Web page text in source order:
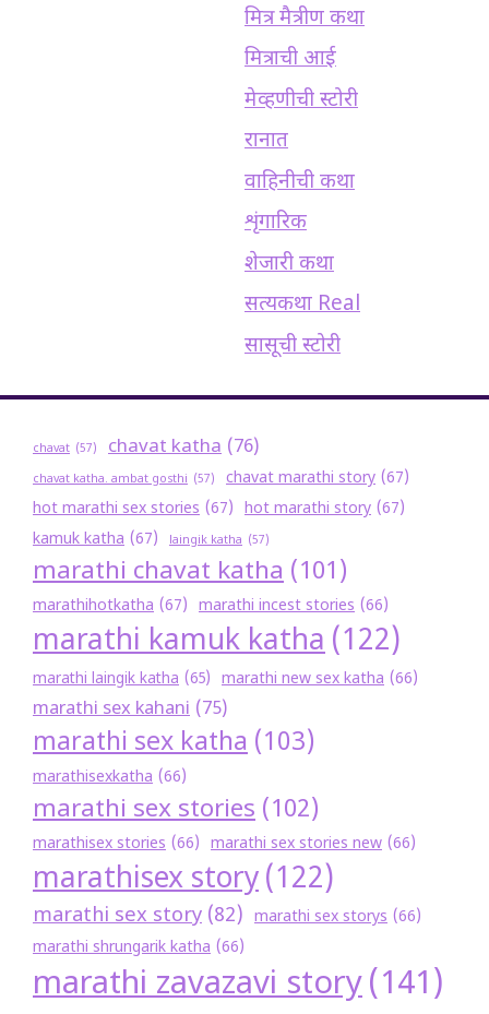
मित्र मैत्रीण कथा
मित्राची आई
मेव्हणीची स्टोरी
रानात
वाहिनीची कथा
शृंगारिक
शेजारी कथा
सत्यकथा Real
सासूची स्टोरी
chavat (57) chavat katha (76)
chavat katha. ambat gosthi (57) chavat marathi story (67)
hot marathi sex stories (67) hot marathi story (67)
kamuk katha (67) laingik katha (57)
marathi chavat katha (101)
marathihotkatha (67) marathi incest stories (66)
marathi kamuk katha (122)
marathi laingik katha (65) marathi new sex katha (66)
marathi sex kahani (75)
marathi sex katha (103)
marathisexkatha (66)
marathi sex stories (102)
marathisex stories (66) marathi sex stories new (66)
marathisex story (122)
marathi sex story (82) marathi sex storys (66)
marathi shrungarik katha (66)
marathi zavazavi story(141)